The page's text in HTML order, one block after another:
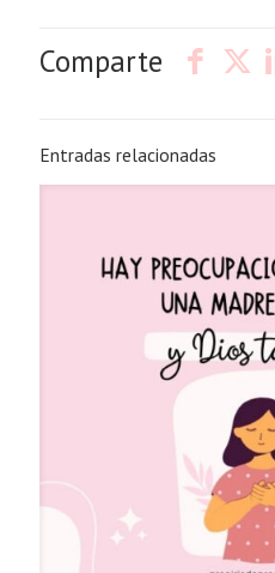
Comparte
Entradas relacionadas